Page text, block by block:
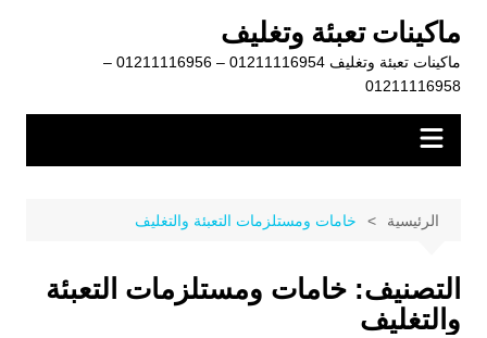
المحتوى
ماكينات تعبئة وتغليف
ماكينات تعبئة وتغليف 01211116954 – 01211116956 –
01211116958
الرئيسية خامات ومستلزمات التعبئة والتغليف
التصنيف: خامات ومستلزمات التعبئة
والتغليف